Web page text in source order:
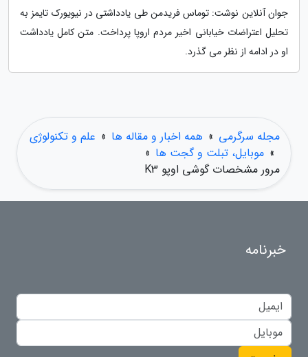
جوان آنلاین نوشت: توماس فریدمن طی یادداشتی در نیویورک تایمز به
تحلیل اعتراضات خیابانی اخیر مردم اروپا پرداخت. متن کامل یادداشت
او در ادامه از نظر می گذرد.
مجله سرگرمی » همه اخبار و مقاله ها » علم و تکنولوژی
» موبایل، تبلت و گجت ها »
مرور مشخصات گوشی اوپو K3
خبرنامه